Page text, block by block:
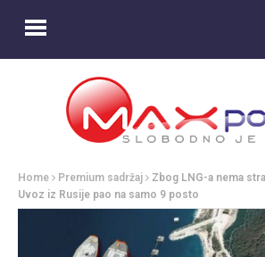
Home Premium sadržaj
Zbog LNG-a nema
Uvoz iz Rusije pao na samo 9 posto